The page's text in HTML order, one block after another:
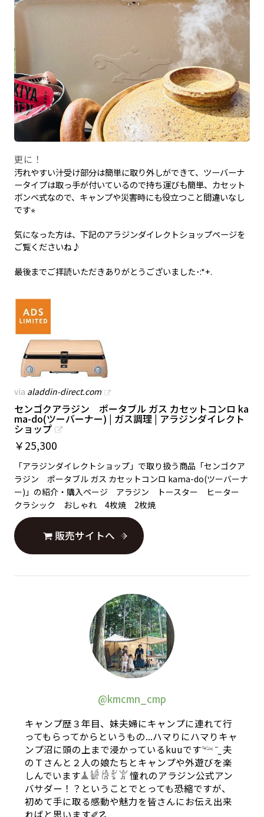
更に！
汚れやすい汁受け部分は簡単に取り外しができて、ツーバーナ
ータイプは取っ手が付いているので持ち運びも簡単、カセット
ボンベ式なので、キャンプや災害時にも役立つこと間違いなし
です⭐︎
気になった方は、下記のアラジンダイレクトショップページを
ご覧くださいね♪
最後までご拝読いただきありがとうございました･:*+.
via aladdin-direct.com
センゴクアラジン ポータブル ガス カセットコンロ ka
ma-do(ツーバーナー) | ガス調理 | アラジンダイレクト
ショップ
￥25,300
「アラジンダイレクトショップ」で取り扱う商品「センゴクア
ラジン ポータブル ガス カセットコンロ kama-do(ツーバーナ
ー)」の紹介・購入ページ アラジン トースター ヒーター
クラシック おしゃれ 4枚焼 2枚焼
販売サイトへ
@kmcmn_cmp
キャンプ歴３年目、妹夫婦にキャンプに連れて行
ってもらってからというもの...ハマりにハマりキャ
ンプ沼に頭の上まで浸かっているkuuです𓆝 ˜˷ 夫
のＴさんと２人の娘たちとキャンプや外遊びを楽
しんでいます𖣰 𓀎 𓀙 𓀤 𓀠 憧れのアラジン公式アン
バサダー！？ということでとっても恐縮ですが、
初めて手に取る感動や魅力を皆さんにお伝え出来
ればと思います✐☡